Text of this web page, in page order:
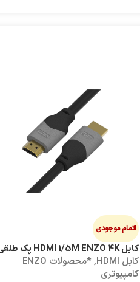
اتمام موجودی
کابل HDMI 1/5M ENZO 4K پک طلقی
کابل HDMI ,
*محصولات ENZO
کامپیوتری